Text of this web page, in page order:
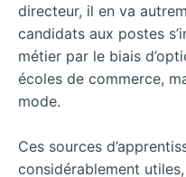
directeur, il en va
candidats aux postes
métier par le biais
écoles de commerce,
mode.
Ces sources
considérablement